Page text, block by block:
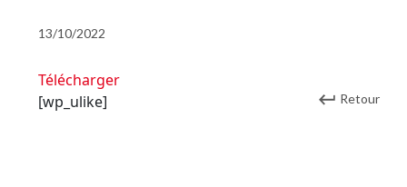
13/10/2022
Télécharger
[wp_ulike]
Retour